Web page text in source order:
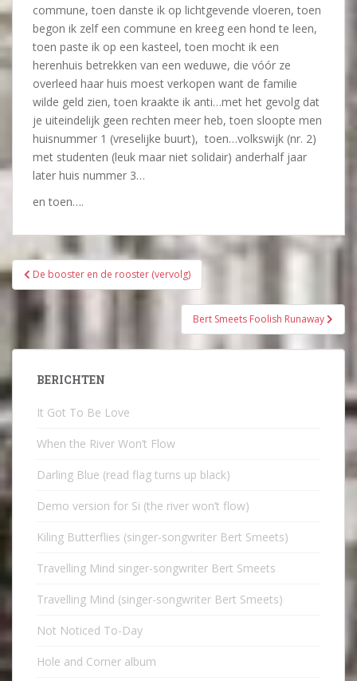
commune, toen danste ik op lichtgevende vloeren, toen
begon ik zelf een commune en kreeg een hond te leen,
toen paste ik op een kasteel, toen mocht ik een
herenhuis betrekken van een weduwe, die vóór ze
overleed haar huis moest verkopen want de familie
wilde geld zien, toen kraakte ik anti…met het gevolg dat
je uiteindelijk geen rechten meer heb, toen sloopte men
huisnummer 1 (vreselijke buurt), toen…volkswijk (nr. 2)
met studenten (leuk maar niet solidair) anderhalf jaar
later huis nummer 3…
en toen….
Bericht
navigatie
De booster en de rooster (vervolg)
Bert Smeets Foolish Runaway
BERICHTEN
It Got To Be Love
When the River Won’t Flow
Darling Blue (read flag turns up black)
Demo version for Si (the river won’t flow)
Kiling Butterflies (singer-songwriter Bert Smeets)
Travelling Mind singer-songwriter Bert Smeets
Travelling Mind (singer-songwriter Bert Smeets)
Not Noticed To-Day
Hole and Corner album